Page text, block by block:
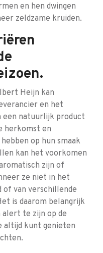
en hen dwingen
zeldzame kruiden.
Heijn kan
en het
een natuurlijk product
herkomst en
op hun smaak
kan het voorkomen
zijn of
ze niet in het
of van verschillende
is daarom belangrijk
alert te zijn op de
altijd kunt genieten